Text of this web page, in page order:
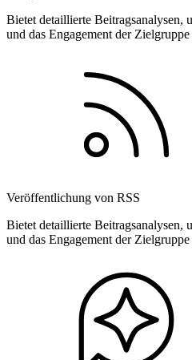
Bietet detaillierte Beitragsanalysen,
und das Engagement der
Veröffentlichung von RSS
Bietet detaillierte Beitragsanalysen,
und das Engagement der